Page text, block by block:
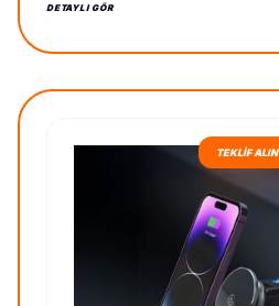
DETAYLI GÖR
TEKLİF ALIN